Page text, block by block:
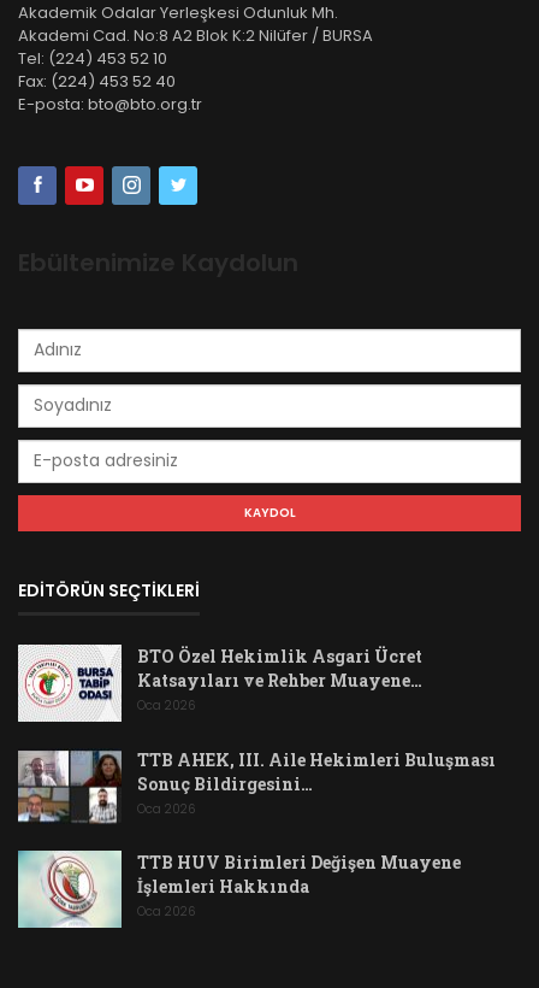
Akademik Odalar Yerleşkesi Odunluk Mh.
Akademi Cad. No:8 A2 Blok K:2 Nilüfer / BURSA
Tel: (224) 453 52 10
Fax: (224) 453 52 40
E-posta: bto@bto.org.tr
Ebültenimize Kaydolun
EDİTÖRÜN SEÇTİKLERİ
BTO Özel Hekimlik Asgari Ücret
Katsayıları ve Rehber Muayene…
Oca 2026
TTB AHEK, III. Aile Hekimleri Buluşması
Sonuç Bildirgesini…
Oca 2026
TTB HUV Birimleri Değişen Muayene
İşlemleri Hakkında
Oca 2026